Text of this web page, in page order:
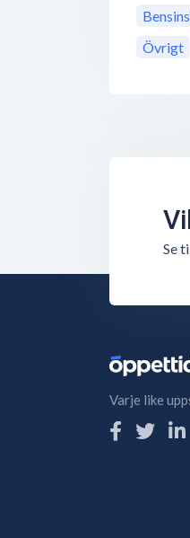
Övrigt
Se
Varje like